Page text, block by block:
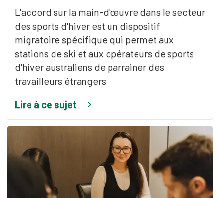
L'accord sur la main-d'œuvre dans le secteur
des sports d'hiver est un dispositif
migratoire spécifique qui permet aux
stations de ski et aux opérateurs de sports
d'hiver australiens de parrainer des
travailleurs étrangers
Lire à ce sujet